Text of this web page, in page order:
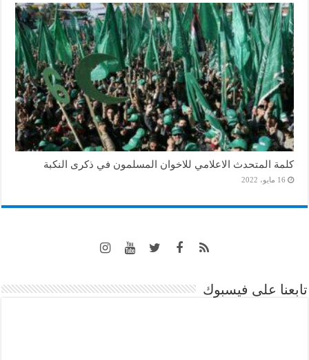
كلمة المتحدث الاعلامي للاخوان المسلمون في ذكرى النكبة
16 مايو، 2022
تابعنا على فيسبوك